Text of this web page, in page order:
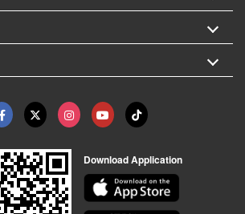
Download Application